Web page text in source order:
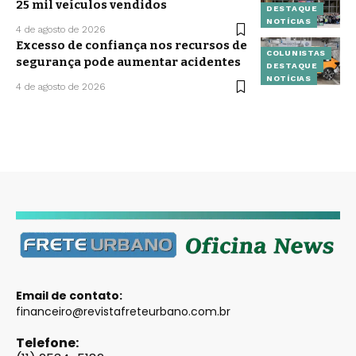
DESTAQUE
NOTÍCIAS
25 mil veículos vendidos
4 de agosto de 2026
COLUNISTAS
DESTAQUE
NOTÍCIAS
Excesso de confiança nos recursos de
segurança pode aumentar acidentes
4 de agosto de 2026
Email de contato:
financeiro@revistafreteurbano.com.br
Telefone: